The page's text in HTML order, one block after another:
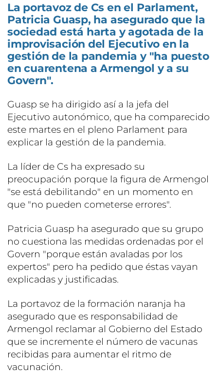
La portavoz de Cs en el Parlament,
Patricia Guasp, ha asegurado que la
sociedad está harta y agotada de la
improvisación del Ejecutivo en la
gestión de la pandemia y "ha puesto
en cuarentena a Armengol y a su
Govern".
Guasp se ha dirigido así a la jefa del
Ejecutivo autonómico, que ha comparecido
este martes en el pleno Parlament para
explicar la gestión de la pandemia.
La líder de Cs ha expresado su
preocupación porque la figura de Armengol
"se está debilitando" en un momento en
que "no pueden cometerse errores".
Patricia Guasp ha asegurado que su grupo
no cuestiona las medidas ordenadas por el
Govern "porque están avaladas por los
expertos" pero ha pedido que éstas vayan
explicadas y justificadas.
La portavoz de la formación naranja ha
asegurado que es responsabilidad de
Armengol reclamar al Gobierno del Estado
que se incremente el número de vacunas
recibidas para aumentar el ritmo de
vacunación.